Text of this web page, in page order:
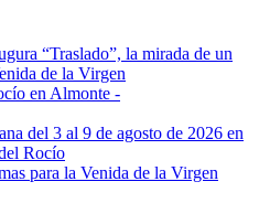
“Traslado”, la mirada de un
de la Virgen
en Almonte -
del 3 al 9 de agosto de 2026 en
Rocío
para la Venida de la Virgen